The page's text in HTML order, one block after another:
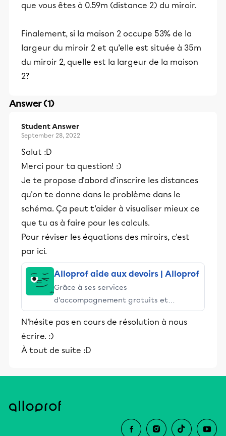
que vous êtes à 0.59m (distance 2) du miroir.
Finalement, si la maison 2 occupe 53% de la
largeur du miroir 2 et qu’elle est située à 35m
du miroir 2, quelle est la largeur de la maison
2?
Answer (1)
Student Answer
September 28, 2022
Salut :D
Merci pour ta question! :)
Je te propose d'abord d'inscrire les distances
qu'on te donne dans le problème dans le
schéma. Ça peut t'aider à visualiser mieux ce
que tu as à faire pour les calculs.
Pour réviser les équations des miroirs, c'est
par ici.
Alloprof aide aux devoirs | Alloprof
Grâce à ses services
d’accompagnement gratuits et
stimulants, Alloprof engage les élèves
et leurs parents dans la réussite
N'hésite pas en cours de résolution à nous
écrire. :)
À tout de suite :D